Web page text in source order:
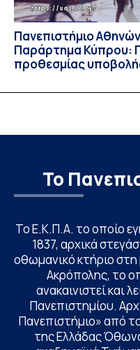
Πανεπιστήμιο
Παράρτημα Κύπρου:
προθεσμίας
υποψηφίων
Το
Το Ε.Κ.Π.Α. το οποίο
1837, αρχικά
οθωμανικό κτήριο
Ακρόπολης, το
ανακαινιστεί και
Πανεπιστημίου.
Πανεπιστήμιο» από
της Ελλάδας